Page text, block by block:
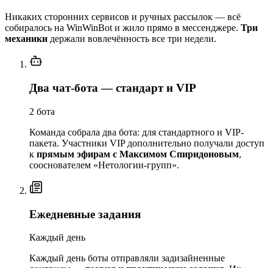
Никаких сторонних сервисов и ручных рассылок — всё
собиралось на WinWinBot и жило прямо в мессенджере. Три
механики держали вовлечённость все три недели.
Два чат-бота — стандарт и VIP
2 бота
Команда собрала два бота: для стандартного и VIP-
пакета. Участники VIP дополнительно получали доступ
к прямым эфирам с Максимом Спиридоновым,
сооснователем «Нетологии-групп».
Ежедневные задания
Каждый день
Каждый день боты отправляли задизайненные